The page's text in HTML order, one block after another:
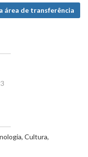
área de transferência
Cultura,